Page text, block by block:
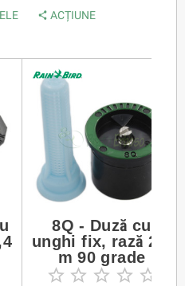
ACȚIUNE
8Q - Duză cu
unghi fix, rază 2,4
m 90 grade
    